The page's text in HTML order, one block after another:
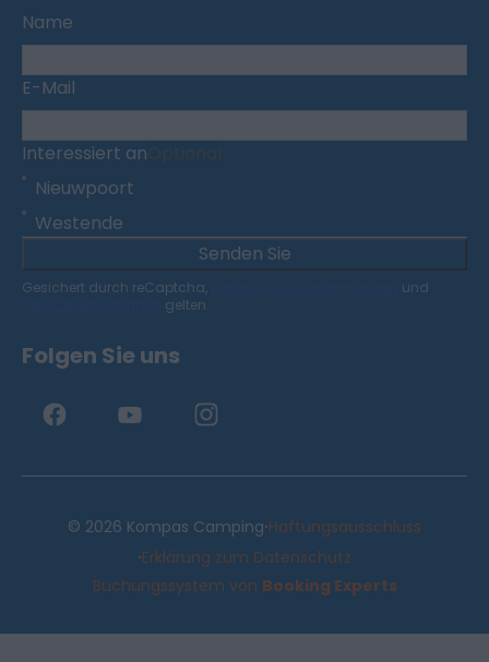
Name
E-Mail
Interessiert an
Nieuwpoort
Westende
Senden Sie
Gesichert durch reCaptcha,
und
gelten.
Folgen Sie uns
© 2026 Kompas Camping·Haftungsausschluss
·Erklärung zum Datenschutz
Buchungssystem von Booking Experts